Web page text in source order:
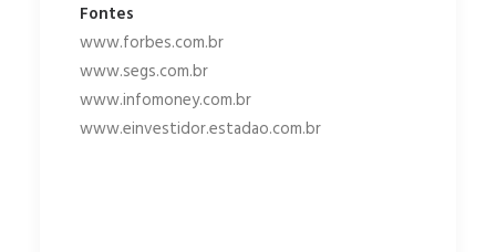
Fontes
www.forbes.com.br
www.segs.com.br
www.infomoney.com.br
www.einvestidor.estadao.com.br